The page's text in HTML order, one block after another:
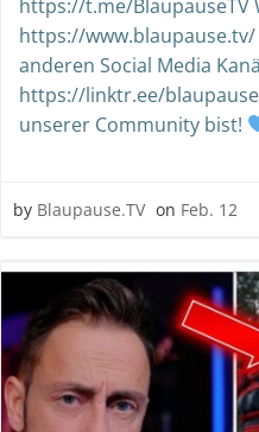
https://t.me/BlaupauseTV
https://www.blaupause.tv/
anderen Social Media
https://linktr.ee/
unserer Community bist!
by Blaupause.TV on Feb. 12